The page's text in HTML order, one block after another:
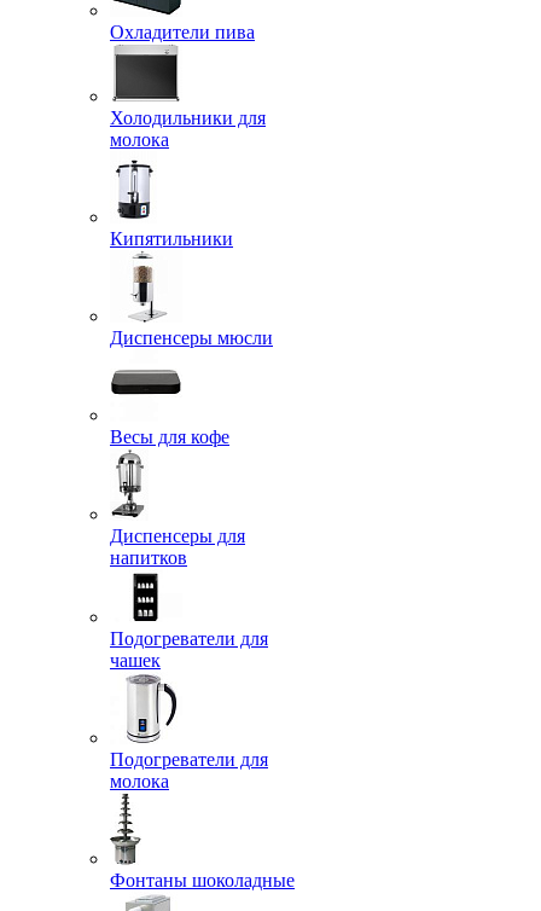
Охладители пива
Холодильники для
молока
Кипятильники
Диспенсеры мюсли
Весы для кофе
Диспенсеры для
напитков
Подогреватели для
чашек
Подогреватели для
молока
Фонтаны шоколадные